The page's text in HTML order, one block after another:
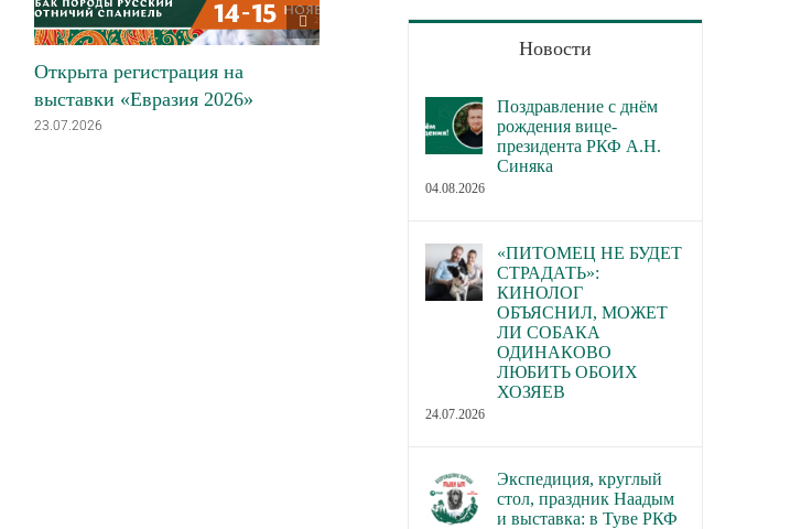
Открыта регистрация на
выставки «Евразия 2026»
23.07.2026
семинары РКФ по собаководству
палате РФ
деятельности по
Новости
Поздравление с днём
рождения вице-
президента РКФ А.Н.
Синяка
04.08.2026
«ПИТОМЕЦ НЕ БУДЕТ
СТРАДАТЬ»:
КИНОЛОГ
ОБЪЯСНИЛ, МОЖЕТ
ЛИ СОБАКА
ОДИНАКОВО
ЛЮБИТЬ ОБОИХ
ХОЗЯЕВ
24.07.2026
Экспедиция, круглый
стол, праздник Наадым
и выставка: в Туве РКФ